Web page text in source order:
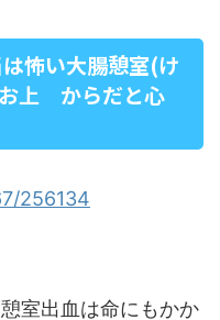
怖い大腸憩室(け
お上 からだと心
256134
室出血は命にもかか